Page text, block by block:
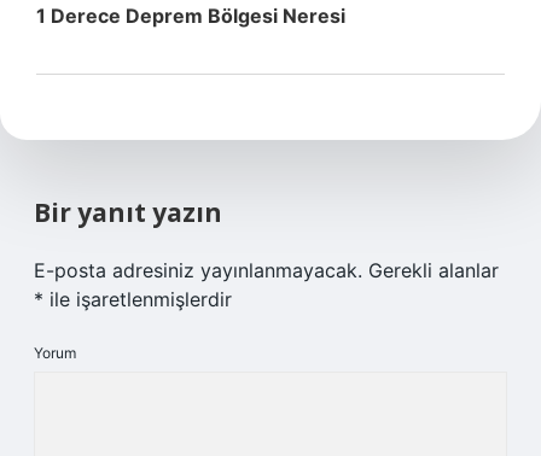
1 Derece Deprem Bölgesi Neresi
Bir yanıt yazın
E-posta adresiniz yayınlanmayacak. Gerekli alanlar
* ile işaretlenmişlerdir
Yorum